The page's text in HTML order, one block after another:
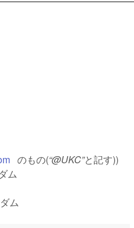
(link is external)
のもの( @UKC と記す))
ム
ム